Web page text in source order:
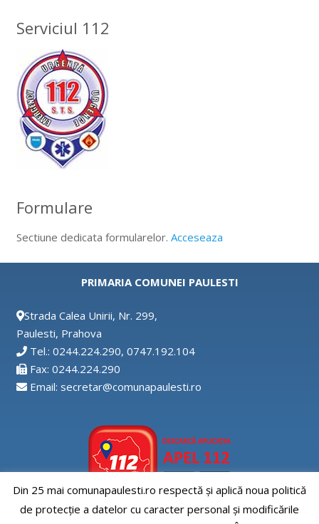
Serviciul 112
Formulare
Sectiune dedicata formularelor. Acceseaza
PRIMARIA COMUNEI PAULESTI
Strada Calea Unirii, Nr. 299,
Paulesti, Prahova
Tel.: 0244.224.290, 0747.192.104
Fax: 0244.224.290
Email: secretar@comunapaulesti.ro
Din 25 mai comunapaulesti.ro respectă și aplică noua politică
de protecție a datelor cu caracter personal și modificările